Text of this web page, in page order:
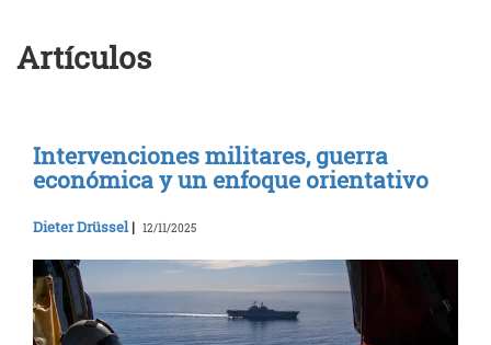
Artículos
Intervenciones militares, guerra
económica y un enfoque orientativo
Dieter Drüssel | 12/11/2025